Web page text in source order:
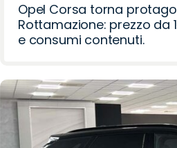
Opel Corsa torna
Rottamazione: prezzo da
e consumi contenuti.